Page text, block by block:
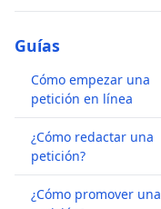
Guías
Cómo empezar una
petición en línea
¿Cómo redactar una
petición?
¿Cómo promover una